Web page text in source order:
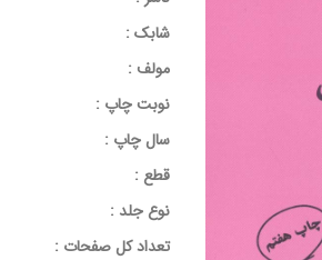
شابک :
مولف :
نوبت چاپ :
سال چاپ :
قطع :
نوع جلد :
تعداد کل صفحات :